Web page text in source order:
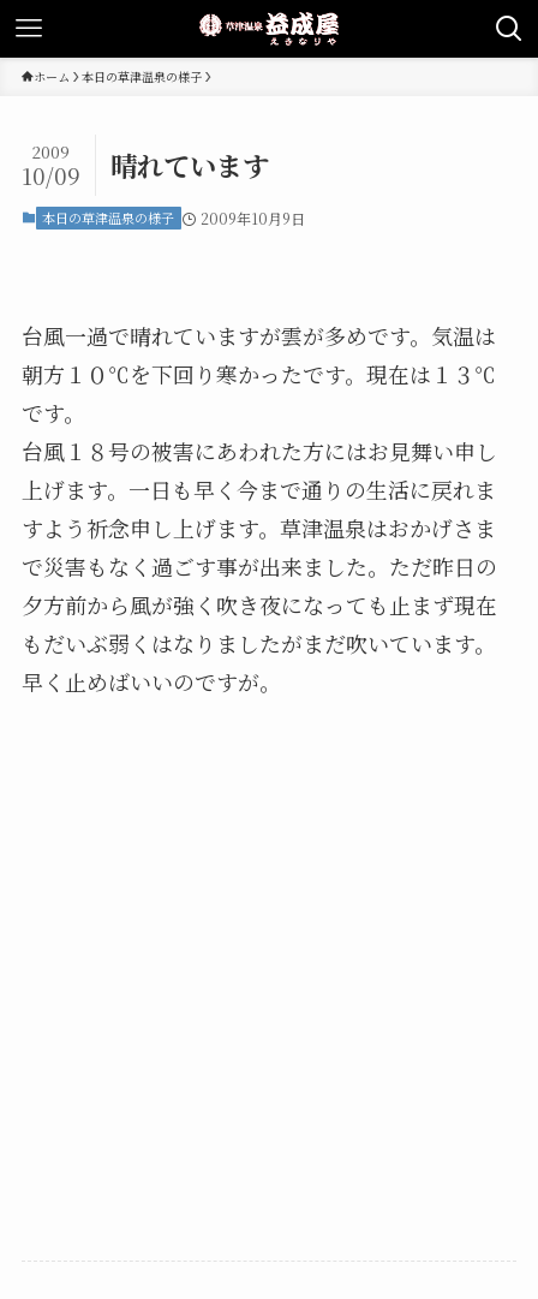
ホーム 本日の草津温泉の様子
晴れています
2009
10/09
本日の草津温泉の様子 2009年10月9日
台風一過で晴れていますが雲が多めです。気温は
朝方１０℃を下回り寒かったです。現在は１３℃
です。
台風１８号の被害にあわれた方にはお見舞い申し
上げます。一日も早く今まで通りの生活に戻れま
すよう祈念申し上げます。草津温泉はおかげさま
で災害もなく過ごす事が出来ました。ただ昨日の
夕方前から風が強く吹き夜になっても止まず現在
もだいぶ弱くはなりましたがまだ吹いています。
早く止めばいいのですが。